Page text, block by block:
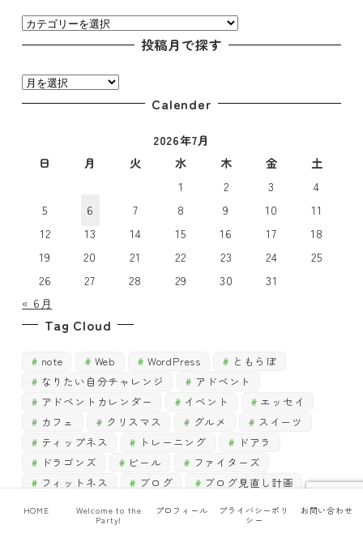
カ
テ
リ
ー
投稿月で探す
投
稿
Calender
2026年7月
日
月 火 水 木 金
土
1
2 3
4
5
6 7 8 9 10
11
12
13 14 15 16 17
18
19
20 21 22 23 24
25
26
27 28 29 30
31
« 6月
Tag Cloud
note Web WordPress
ともらぼ
なりたい自分チャレンジ
アドベント
アドベントカレンダー
イベント
エッセイ
カフェ
クリスマス グルメ
スイーツ
ティップネス
トレーニング
ドアラ
ドラゴンズ
ビール
ファイターズ
フィットネス
ブログ
ブログ見直し計画
ランチ
今月大切にしたいこと
HOME
Welcome to the
Party!
プロフィール
プライバシーポリ
シー
お問い合わせ